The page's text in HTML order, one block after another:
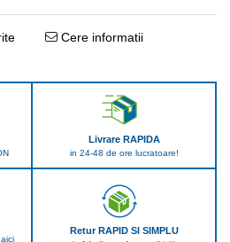
Cere informatii
Livrare RAPIDA
in 24-48 de ore lucratoare!
Retur RAPID SI SIMPLU